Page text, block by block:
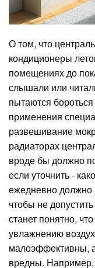
О том, что
кондиционеры
помещениях до
слышали или
пытаются
применения
развешивание
радиаторах
вроде бы должно
если уточнить -
ежедневно должно
чтобы не
станет понятно,
увлажнению
малоэффективны,
вредны. Например,